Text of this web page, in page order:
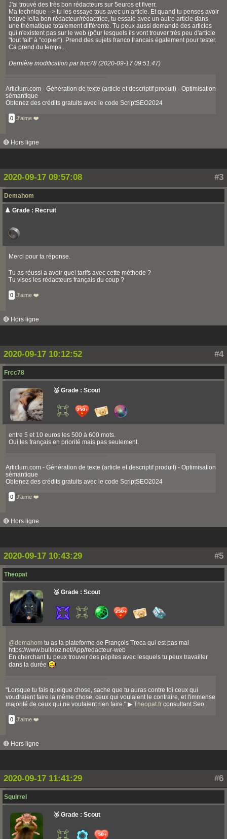
J'ai trouvé des très bon rédacteurs sur 5euros et fiverr.
Ma technique --> tu les essaye tous avec un article. Et quand tu penses avoir
trouvé le/la bon rédacteur/rédactrice, tu essaie avec un autre article dans
une thématique totalement différente. Tu peux aussi demandé des articles
qui n'existent pas sur le web (pôur lesquels ils vont trouver très peu d'article
"tout fait" à "copier"). Prend des sujets franco francais également pour tester.
Ca prend du temps...
Dernière modification par frcc78 (2020-09-17 09:51:47)
Articlum.com - Génération de texte (article et descriptif produit) - Optimisation
sémantique
Obtenez des crédits gratuits avec le code ScriptSEO2024
0 J'aime ❤️
🔴 Hors ligne
#3
2020-09-17 09:57:08
Demahom
♟️ Grade : Recruit
Merci pour ta réponse.
Tu as réussi a avoir quel tarifs avec cette méthode ?
Tu vises les rédacteurs français du coup ?
0 J'aime ❤️
🔴 Hors ligne
#4
2020-09-17 10:12:52
Frcc78
🥉 Grade : Scout
entre 5 et 10 euros les 500 à 600 mots.
Oui les français en priorité mais pas seulement.
Articlum.com - Génération de texte (article et descriptif produit) - Optimisation
sémantique
Obtenez des crédits gratuits avec le code ScriptSEO2024
0 J'aime ❤️
🔴 Hors ligne
#5
2020-09-17 10:43:29
Theopat
🥉 Grade : Scout
@demahom tu as la plateforme de François Treca qui est pas mal
https://www.bulldoz.net/App/redacteur-web
En cherchant tu peux trouver des pépites avec lesquels tu peux travailler
dans la durée
"Lorsque tu fais quelque chose, sache que tu auras contre toi ceux qui
voudraient faire la même chose, ceux qui voulaient le contraire, et l'immense
majorité de ceux qui ne voulaient rien faire." ▶ Theopat.fr consultant Seo.
0 J'aime ❤️
🔴 Hors ligne
#6
2020-09-17 11:41:29
Squirrel
🥉 Grade : Scout